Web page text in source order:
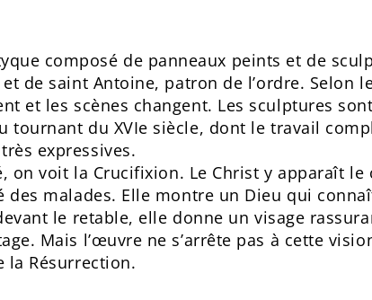
composé de panneaux peints et de
de saint Antoine, patron de l’ordre. Selon
et les scènes changent. Les sculptures
tournant du XVIe siècle, dont le travail
expressives.
on voit la Crucifixion. Le Christ y apparaît
des malades. Elle montre un Dieu qui
le retable, elle donne un visage
Mais l’œuvre ne s’arrête pas à cette
la Résurrection.